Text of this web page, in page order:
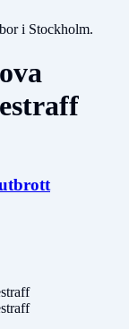
i Stockholm.